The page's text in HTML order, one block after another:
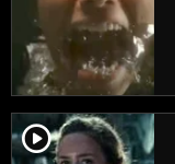
player2